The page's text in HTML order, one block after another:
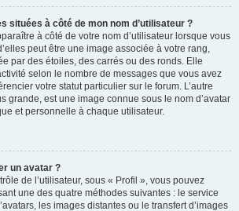
situées à côté de mon nom d’utilisateur ?
à côté de votre nom d’utilisateur lorsque vous
peut être une image associée à votre rang,
par des étoiles, des carrés ou des ronds. Elle
selon le nombre de messages que vous avez
votre statut particulier sur le forum. L’autre
grande, est une image connue sous le nom d’avatar
et personnelle à chaque utilisateur.
un avatar ?
de l’utilisateur, sous « Profil », vous pouvez
une des quatre méthodes suivantes : le service
les images distantes ou le transfert d’images